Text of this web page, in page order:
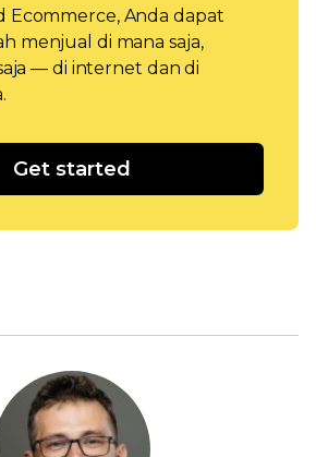
Ecommerce, Anda dapat
menjual di mana saja,
— di internet dan di
Get started